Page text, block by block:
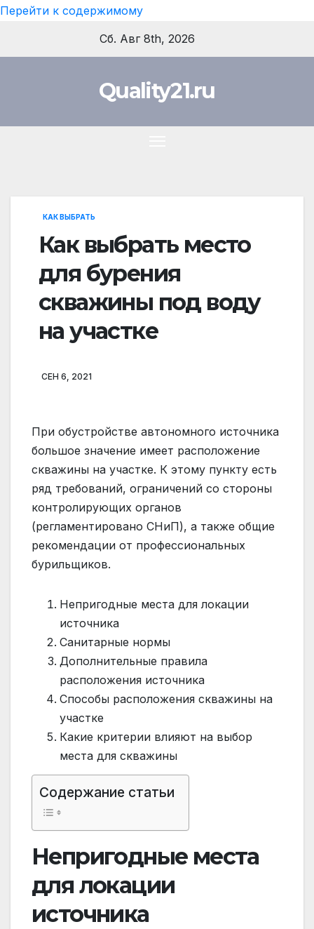
Перейти к содержимому
Сб. Авг 8th, 2026
Quality21.ru
КАК ВЫБРАТЬ
Как выбрать место
для бурения
скважины под воду
на участке
СЕН 6, 2021
При обустройстве автономного источника
большое значение имеет расположение
скважины на участке. К этому пункту есть
ряд требований, ограничений со стороны
контролирующих органов
(регламентировано СНиП), а также общие
рекомендации от профессиональных
бурильщиков.
Непригодные места для локации
источника
Санитарные нормы
Дополнительные правила
расположения источника
Способы расположения скважины на
участке
Какие критерии влияют на выбор
места для скважины
Содержание статьи
Непригодные места
для локации
источника